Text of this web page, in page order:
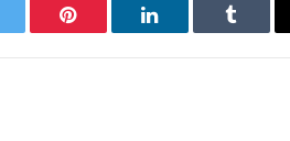
Pinterest LinkedIn Tumblr